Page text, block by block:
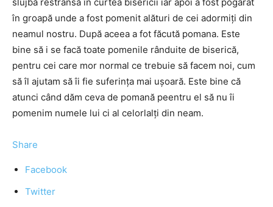
în groapă unde a fost pomenit alături de cei adormiți din
neamul nostru. După aceea a fot făcută pomana. Este
bine să i se facă toate pomenile rânduite de biserică,
pentru cei care mor normal ce trebuie să facem noi, cum
să îl ajutam să îi fie suferința mai ușoară. Este bine că
atunci când dăm ceva de pomană peentru el să nu îi
pomenim numele lui ci al celorlalți din neam.
Share
Facebook
Twitter